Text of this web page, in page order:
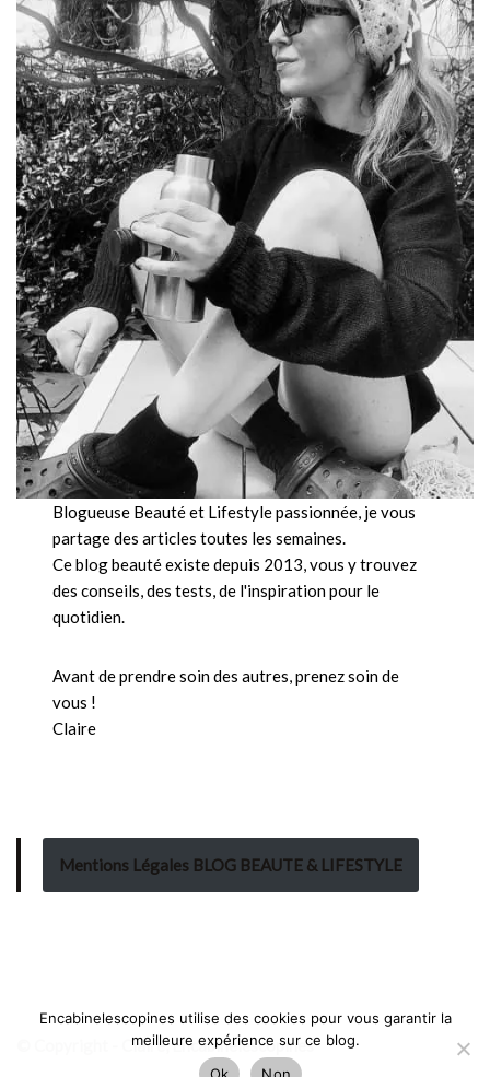
Blogueuse Beauté et Lifestyle passionnée, je vous
partage des articles toutes les semaines.
Ce blog beauté existe depuis 2013, vous y trouvez
des conseils, des tests, de l'inspiration pour le
quotidien.
Avant de prendre soin des autres, prenez soin de
vous !
Claire
Mentions Légales BLOG BEAUTE & LIFESTYLE
© Copyright - Claire, Encabinelescopines
Encabinelescopines utilise des cookies pour vous garantir la
meilleure expérience sur ce blog.
Ok
Non